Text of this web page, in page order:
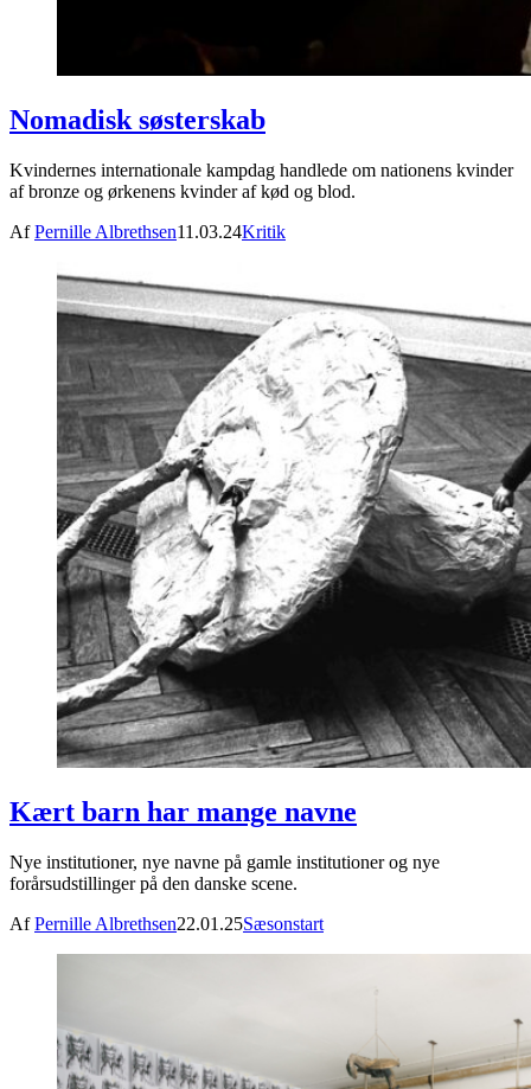
Nomadisk søsterskab
Kvindernes internationale kampdag handlede om nationens kvinder
af bronze og ørkenens kvinder af kød og blod.
AfPernille Albrethsen11.03.24Kritik
Kært barn har mange navne
Nye institutioner, nye navne på gamle institutioner og nye
forårsudstillinger på den danske scene.
AfPernille Albrethsen22.01.25Sæsonstart